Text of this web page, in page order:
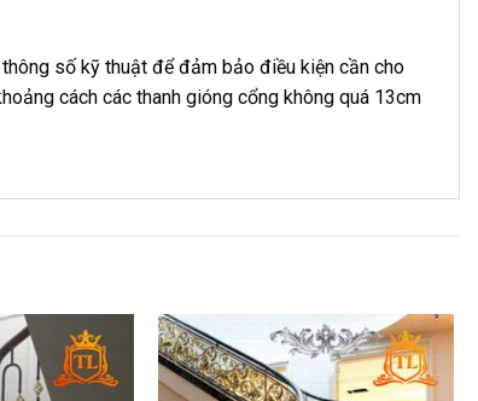
số kỹ thuật để đảm bảo điều kiện cần cho
cách các thanh gióng cổng không quá 13cm